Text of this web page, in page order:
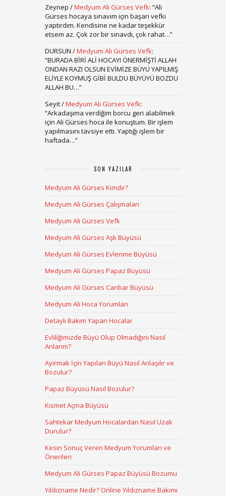
Zeynep /Medyum Ali Gürses Vefk: “Ali
Gürses hocaya sınavım için başarı vefki
yaptırdım. Kendisine ne kadar teşekkür
etsem az. Çok zor bir sınavdı, çok rahat…”
DURSUN /Medyum Ali Gürses Vefk:
“BURADA BİRİ ALİ HOCAYI ÖNERMİŞTİ ALLAH
ONDAN RAZI OLSUN EVİMİZE BÜYÜ YAPILMIŞ
ELİYLE KOYMUŞ GİBİ BULDU BÜYÜYÜ BOZDU
ALLAH BU…”
Seyit/Medyum Ali Gürses Vefk:
“Arkadaşıma verdiğim borcu geri alabilmek
için Ali Gürses hoca ile konuştum. Bir işlem
yapılmasını tavsiye etti. Yaptığı işlem bir
haftada…”
SON YAZILAR
Medyum Ali Gürses Kimdir?
Medyum Ali Gürses Çalışmaları
Medyum Ali Gürses Vefk
Medyum Ali Gürses Aşk Büyüsü
Medyum Ali Gürses Evlenme Büyüsü
Medyum Ali Gürses Papaz Büyüsü
Medyum Ali Gürses Canbar Büyüsü
Medyum Ali Hoca Yorumları
Detaylı Bakım Yapan Hocalar
Evliliğimizde Büyü Olup Olmadığını Nasıl
Anlarım?
Ayırmak İçin Yapılan Büyü Nasıl Anlaşılır ve
Bozulur?
Papaz Büyüsü Nasıl Bozulur?
Kısmet Açma Büyüsü
Sahtekar Medyum Hocalardan Nasıl Uzak
Durulur?
Kesin Sonuç Veren Medyum Yorumları ve
Önerileri
Medyum Ali Gürses Papaz Büyüsü Bozumu
Yıldızname Nedir? Online Yıldızname Bakımı